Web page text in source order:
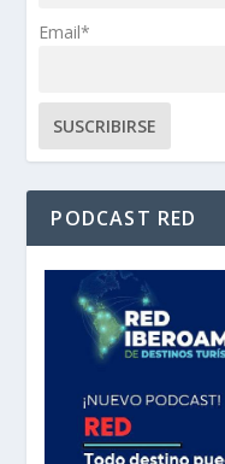
Email*
PODCAST RED